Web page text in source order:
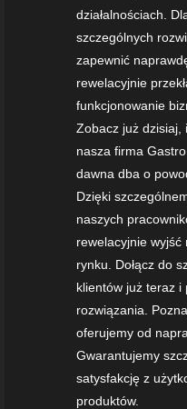
działalnościach.
szczególnych
zapewnić
rewelacyjnie
funkcjonowanie
Zobacz już dzisiaj,
nasza firma
dawna dba o
Dzięki
naszych
rewelacyjnie wyjść
rynku. Dołącz do
klientów już teraz i
rozwiązania.
oferujemy od
Gwarantujemy
satysfakcję z
produktów.